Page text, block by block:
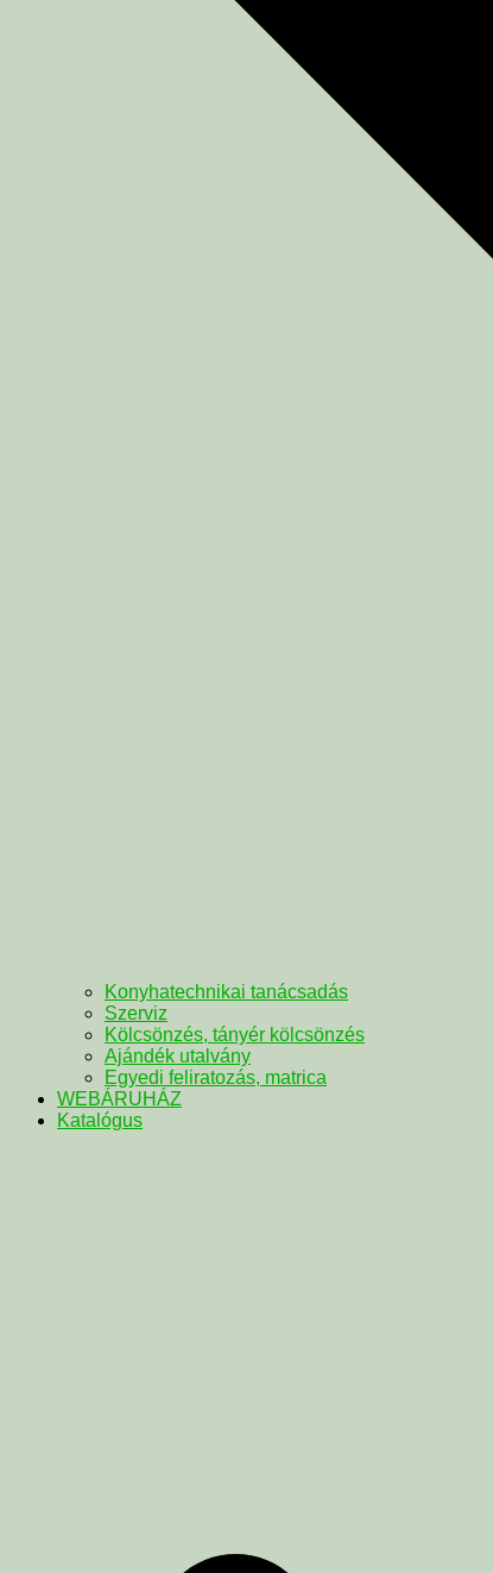
Konyhatechnikai tanácsadás
Szerviz
Kölcsönzés, tányér kölcsönzés
Ajándék utalvány
Egyedi feliratozás, matrica
WEBÁRUHÁZ
Katalógus